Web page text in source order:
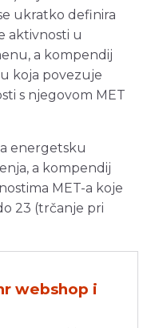
ukratko definira
aktivnosti u
a kompendij
koja povezuje
s njegovom MET
energetsku
a kompendij
MET-a koje
23 (trčanje pri
webshop i